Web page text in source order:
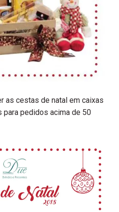
as cestas de natal em caixas
pedidos acima de 50